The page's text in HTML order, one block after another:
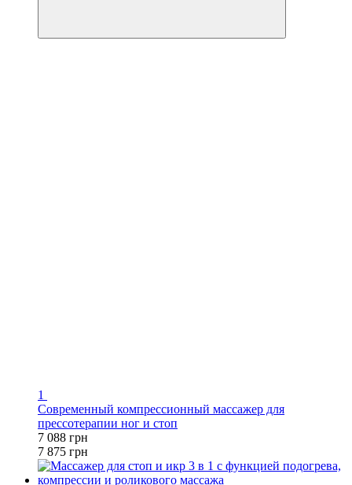
1
Современный компрессионный массажер для
прессотерапии ног и стоп
7 088 грн
7 875 грн